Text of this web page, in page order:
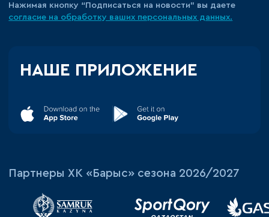
Нажимая кнопку “Подписаться на новости” вы даете
согласие на обработку ваших персональных данных.
НАШЕ ПРИЛОЖЕНИЕ
Партнеры ХК «Барыс» сезона 2026/2027